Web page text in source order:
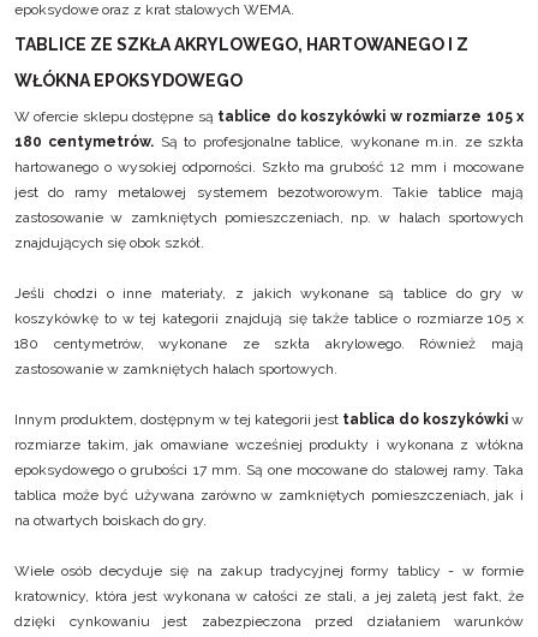
epoksydowe oraz z krat stalowych WEMA.
TABLICE ZE SZKŁA AKRYLOWEGO, HARTOWANEGO I Z
WŁÓKNA EPOKSYDOWEGO
W ofercie sklepu dostępne są tablice do koszykówki w rozmiarze 105 x
180 centymetrów. Są to profesjonalne tablice, wykonane m.in. ze szkła
hartowanego o wysokiej odporności. Szkło ma grubość 12 mm i mocowane
jest do ramy metalowej systemem bezotworowym. Takie tablice mają
zastosowanie w zamkniętych pomieszczeniach, np. w halach sportowych
znajdujących się obok szkół.
Jeśli chodzi o inne materiały, z jakich wykonane są tablice do gry w
koszykówkę to w tej kategorii znajdują się także tablice o rozmiarze 105 x
180 centymetrów, wykonane ze szkła akrylowego. Również mają
zastosowanie w zamkniętych halach sportowych.
Innym produktem, dostępnym w tej kategorii jest tablica do koszykówki w
rozmiarze takim, jak omawiane wcześniej produkty i wykonana z włókna
epoksydowego o grubości 17 mm. Są one mocowane do stalowej ramy. Taka
tablica może być używana zarówno w zamkniętych pomieszczeniach, jak i
na otwartych boiskach do gry.
Wiele osób decyduje się na zakup tradycyjnej formy tablicy - w formie
kratownicy, która jest wykonana w całości ze stali, a jej zaletą jest fakt, że
dzięki cynkowaniu jest zabezpieczona przed działaniem warunków